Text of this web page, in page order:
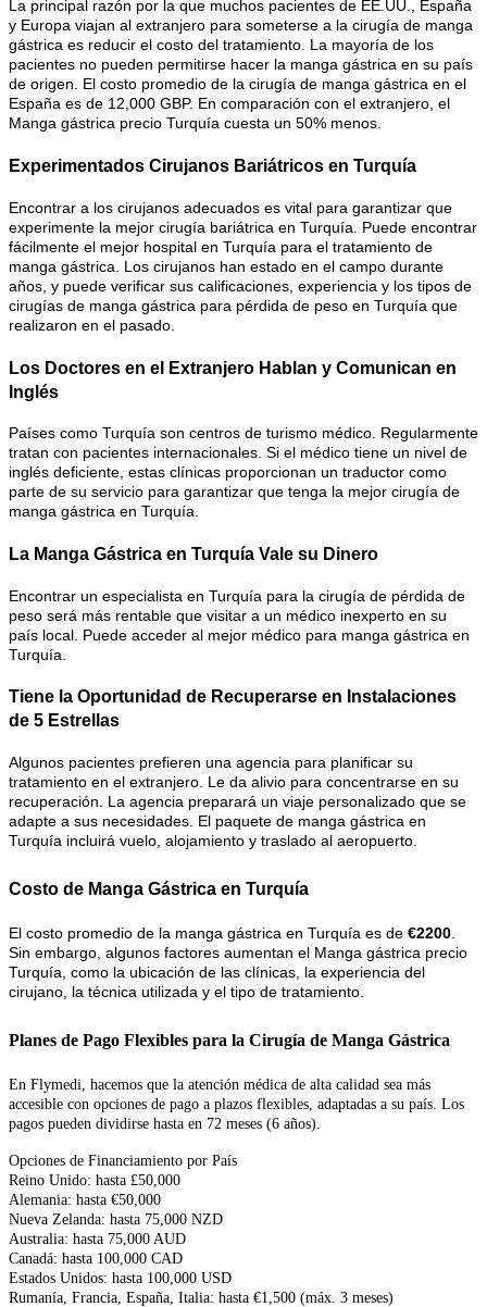
La principal razón por la que muchos pacientes de EE.UU., España
y Europa viajan al extranjero para someterse a la cirugía de manga
gástrica es reducir el costo del tratamiento. La mayoría de los
pacientes no pueden permitirse hacer la manga gástrica en su país
de origen. El costo promedio de la cirugía de manga gástrica en el
España es de 12,000 GBP. En comparación con el extranjero, el
Manga gástrica precio Turquía cuesta un 50% menos.
Experimentados Cirujanos Bariátricos en Turquía
Encontrar a los cirujanos adecuados es vital para garantizar que
experimente la mejor cirugía bariátrica en Turquía. Puede encontrar
fácilmente el mejor hospital en Turquía para el tratamiento de
manga gástrica. Los cirujanos han estado en el campo durante
años, y puede verificar sus calificaciones, experiencia y los tipos de
cirugías de manga gástrica para pérdida de peso en Turquía que
realizaron en el pasado.
Los Doctores en el Extranjero Hablan y Comunican en
Inglés
Países como Turquía son centros de turismo médico. Regularmente
tratan con pacientes internacionales. Si el médico tiene un nivel de
inglés deficiente, estas clínicas proporcionan un traductor como
parte de su servicio para garantizar que tenga la mejor cirugía de
manga gástrica en Turquía.
La Manga Gástrica en Turquía Vale su Dinero
Encontrar un especialista en Turquía para la cirugía de pérdida de
peso será más rentable que visitar a un médico inexperto en su
país local. Puede acceder al mejor médico para manga gástrica en
Turquía.
Tiene la Oportunidad de Recuperarse en Instalaciones
de 5 Estrellas
Algunos pacientes prefieren una agencia para planificar su
tratamiento en el extranjero. Le da alivio para concentrarse en su
recuperación. La agencia preparará un viaje personalizado que se
adapte a sus necesidades. El paquete de manga gástrica en
Turquía incluirá vuelo, alojamiento y traslado al aeropuerto.
Costo de Manga Gástrica en Turquía
El costo promedio de la manga gástrica en Turquía es de €2200
Sin embargo, algunos factores aumentan el Manga gástrica precio
Turquía, como la ubicación de las clínicas, la experiencia del
cirujano, la técnica utilizada y el tipo de tratamiento.
Planes de Pago Flexibles para la Cirugía de Manga Gástrica
En Flymedi, hacemos que la atención médica de alta calidad sea más
accesible con opciones de pago a plazos flexibles, adaptadas a su país. Los
pagos pueden dividirse hasta en 72 meses (6 años).
Opciones de Financiamiento por País
Reino Unido: hasta £50,000
Alemania: hasta €50,000
Nueva Zelanda: hasta 75,000 NZD
Australia: hasta 75,000 AUD
Canadá: hasta 100,000 CAD
Estados Unidos: hasta 100,000 USD
Rumanía, Francia, España, Italia: hasta €1,500 (máx. 3 meses)